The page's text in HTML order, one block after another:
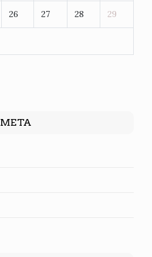
26 27 28 29
META